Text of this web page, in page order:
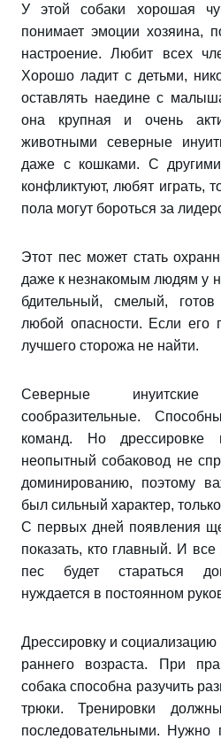
У этой собаки хорошая
понимает эмоции хозяина,
настроение. Любит всех
Хорошо ладит с детьми,
оставлять наедине с
она крупная и очень
животными северные
даже с кошками. С
конфликтуют, любят играть,
пола могут бороться за
Этот пес может стать
даже к незнакомым людям у
бдительный, смелый,
любой опасности. Если его
лучшего сторожа не найти.
Северные
сообразительные.
команд. Но дрессировке
неопытный собаковод не
доминированию, поэтому
был сильный характер,
С первых дней появления
показать, кто главный. И
пес будет стараться
нуждается в постоянном
Дрессировку и
раннего возраста. При
собака способна разучить
трюки. Тренировки
последовательными.